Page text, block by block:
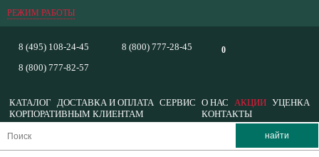
РЕЖИМ РАБОТЫ
0
8 (495) 108-24-45
8 (800) 777-82-57
8 (800) 777-28-45
КАТАЛОГ ДОСТАВКА И ОПЛАТА СЕРВИС О НАС АКЦИИ УЦЕНКА
КОРПОРАТИВНЫМ КЛИЕНТАМ
КОНТАКТЫ